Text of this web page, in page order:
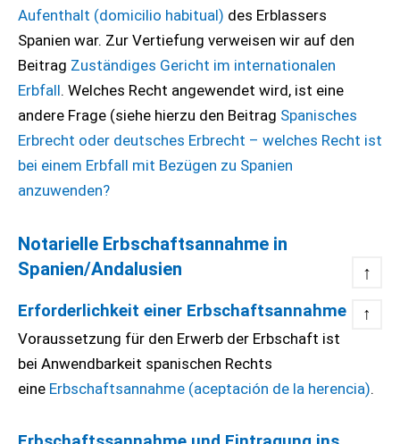
Aufenthalt (domicilio habitual) des Erblassers
Spanien war. Zur Vertiefung verweisen wir auf den
Beitrag Zuständiges Gericht im internationalen
Erbfall. Welches Recht angewendet wird, ist eine
andere Frage (siehe hierzu den Beitrag Spanisches
Erbrecht oder deutsches Erbrecht – welches Recht ist
bei einem Erbfall mit Bezügen zu Spanien
anzuwenden?
Notarielle Erbschaftsannahme in
Spanien/Andalusien
↑
Erforderlichkeit einer Erbschaftsannahme ↑
Voraussetzung für den Erwerb der Erbschaft ist
bei Anwendbarkeit spanischen Rechts
eine Erbschaftsannahme (aceptación de la herencia).